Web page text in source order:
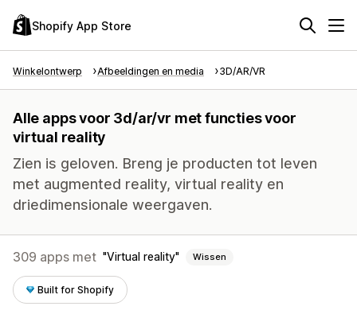
Shopify App Store
Winkelontwerp Afbeeldingen en media 3D/AR/VR
Alle apps voor 3d/ar/vr met functies voor
virtual reality
Zien is geloven. Breng je producten tot leven
met augmented reality, virtual reality en
driedimensionale weergaven.
309 apps met Virtual reality Wissen
Built for Shopify